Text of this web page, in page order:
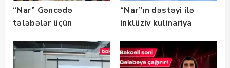
“Nar” Gəncədə
tələbələr üçün
təlimləri təşkil edib
“Nar”ın dəstəyi ilə
inklüziv kulinariya
keçirilib — Fotolar